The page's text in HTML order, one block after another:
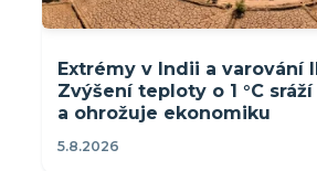
Extrémy v Indii a varování
Zvýšení teploty o 1 °C
a ohrožuje ekonomiku
5.8.2026